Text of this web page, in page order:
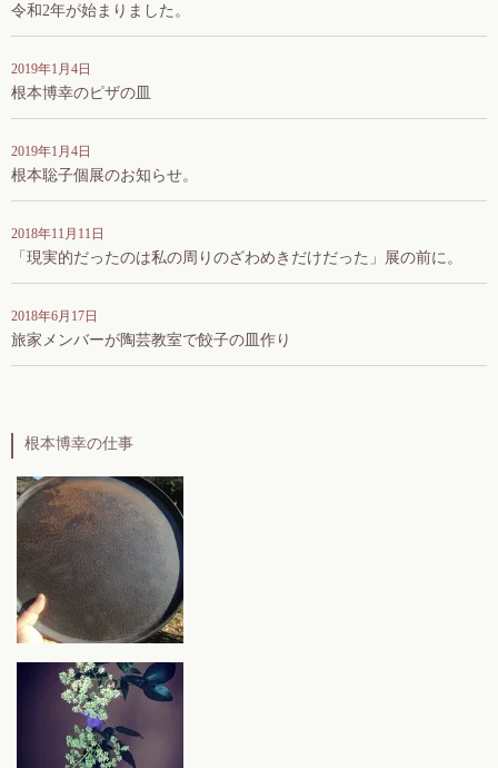
令和2年が始まりました。
2019年1月4日
根本博幸のピザの皿
2019年1月4日
根本聡子個展のお知らせ。
2018年11月11日
「現実的だったのは私の周りのざわめきだけだった」展の前に。
2018年6月17日
旅家メンバーが陶芸教室で餃子の皿作り
根本博幸の仕事